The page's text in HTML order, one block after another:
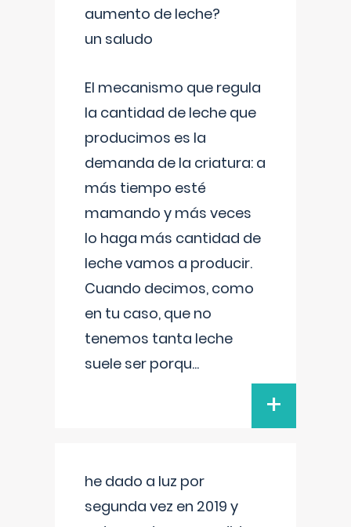
aumento de leche?
un saludo
El mecanismo que regula
la cantidad de leche que
producimos es la
demanda de la criatura: a
más tiempo esté
mamando y más veces
lo haga más cantidad de
leche vamos a producir.
Cuando decimos, como
en tu caso, que no
tenemos tanta leche
suele ser porqu...
+
he dado a luz por
segunda vez en 2019 y